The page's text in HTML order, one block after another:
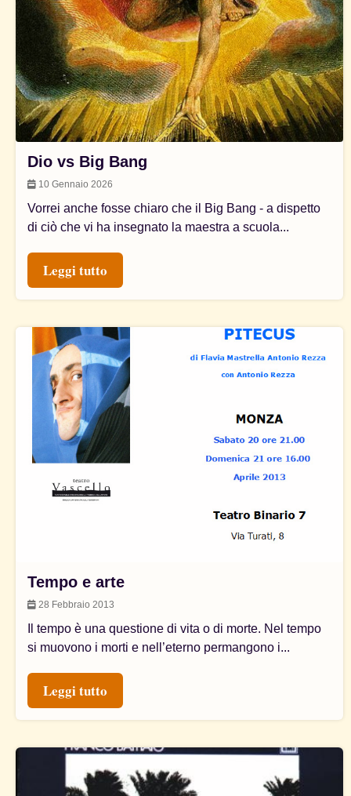
Dio vs Big Bang
10 Gennaio 2026
Vorrei anche fosse chiaro che il Big Bang - a dispetto
di ciò che vi ha insegnato la maestra a scuola...
Leggi tutto
Tempo e arte
28 Febbraio 2013
Il tempo è una questione di vita o di morte. Nel tempo
si muovono i morti e nell’eterno permangono i...
Leggi tutto